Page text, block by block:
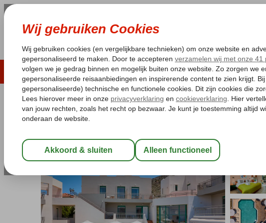
LAST MINUTE ZOMER 2026 ZONVAKANTIE
Pakketgarantie Laagsteprijsgarantie* Gratis annuleren*
Home
Griekenland Kreta
Bella Vista
Logies en ontbijt- Appartement